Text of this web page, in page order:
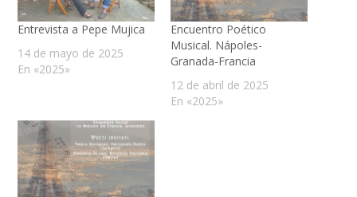
Entrevista a Pepe Mujica
14 de mayo de 2025
En «2025»
Encuentro Poético
Musical. Nápoles-
Granada-Francia
12 de abril de 2025
En «2025»